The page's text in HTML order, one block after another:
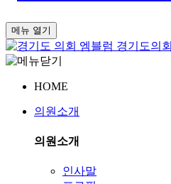
메뉴 열기
경기도의회
HOME
의원소개
의원소개
인사말